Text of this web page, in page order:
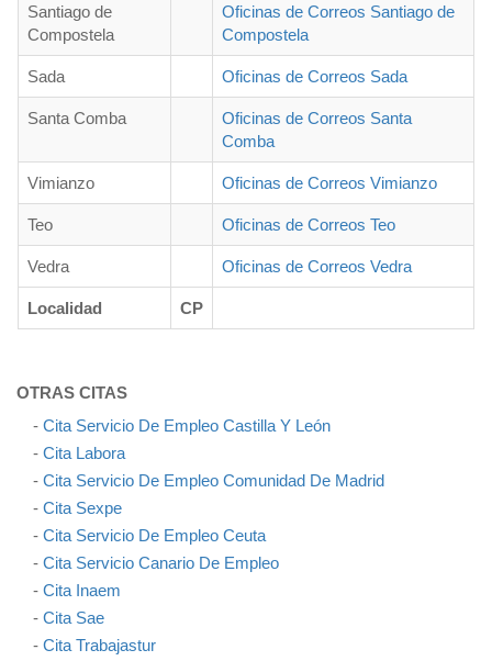
Santiago de
Compostela
Oficinas de Correos Santiago de
Compostela
Sada Oficinas de Correos Sada
Santa Comba
Oficinas de Correos Santa
Comba
Vimianzo Oficinas de Correos Vimianzo
Teo Oficinas de Correos Teo
Vedra Oficinas de Correos Vedra
Localidad CP
OTRAS CITAS
- Cita Servicio De Empleo Castilla Y León
- Cita Labora
- Cita Servicio De Empleo Comunidad De Madrid
- Cita Sexpe
- Cita Servicio De Empleo Ceuta
- Cita Servicio Canario De Empleo
- Cita Inaem
- Cita Sae
- Cita Trabajastur